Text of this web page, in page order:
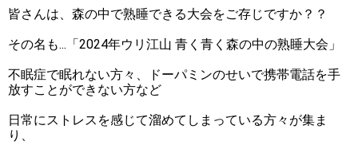
皆さんは、森の中で熟睡できる大会をご存じですか？？
その名も...「2024年ウリ江山 青く青く森の中の熟睡大会」
不眠症で眠れない方々、ドーパミンのせいで携帯電話を手
放すことができない方など
日常にストレスを感じて溜めてしまっている方々が集ま
り、